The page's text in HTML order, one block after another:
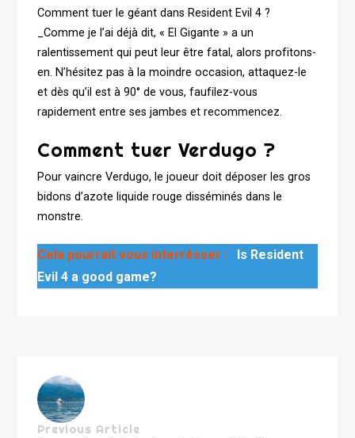
Comment tuer le géant dans Resident Evil 4 ?
_Comme je l’ai déjà dit, « El Gigante » a un
ralentissement qui peut leur être fatal, alors profitons-
en. N’hésitez pas à la moindre occasion, attaquez-le
et dès qu’il est à 90° de vous, faufilez-vous
rapidement entre ses jambes et recommencez.
Comment tuer Verdugo ?
Pour vaincre Verdugo, le joueur doit déposer les gros
bidons d’azote liquide rouge disséminés dans le
monstre.
Cela pourrait vous interrésser :
Is Resident
Evil 4 a good game?
Previous Article